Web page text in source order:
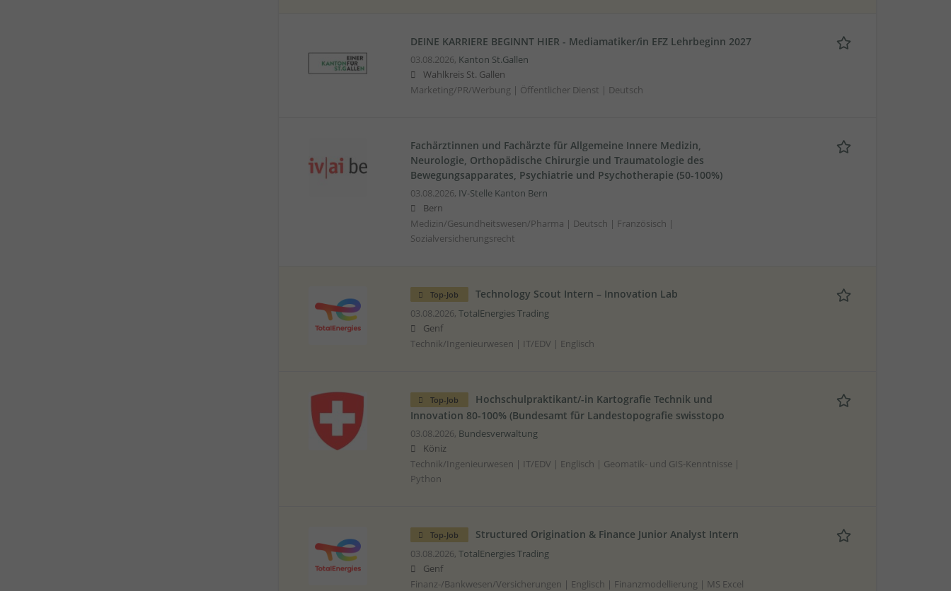
DEINE KARRIERE BEGINNT HIER - Mediamatiker/in EFZ Lehrbeginn 2027
03.08.2026, Kanton St.Gallen
Wahlkreis St. Gallen
Marketing/PR/Werbung | Öffentlicher Dienst | Deutsch
Fachärztinnen und Fachärzte für Allgemeine Innere Medizin,
Neurologie, Orthopädische Chirurgie und Traumatologie des
Bewegungsapparates, Psychiatrie und Psychotherapie (50-100%)
03.08.2026, IV-Stelle Kanton Bern
Bern
Medizin/Gesundheitswesen/Pharma | Deutsch | Französisch |
Sozialversicherungsrecht
Top-Job Technology Scout Intern – Innovation Lab
03.08.2026, TotalEnergies Trading
Genf
Technik/Ingenieurwesen | IT/EDV | Englisch
Top-Job
Hochschulpraktikant/-in Kartografie Technik und
Innovation 80-100% (Bundesamt für Landestopografie swisstopo
03.08.2026, Bundesverwaltung
Köniz
Technik/Ingenieurwesen | IT/EDV | Englisch | Geomatik- und GIS-Kenntnisse |
Python
Top-Job Structured Origination & Finance Junior Analyst Intern
03.08.2026, TotalEnergies Trading
Genf
Finanz-/Bankwesen/Versicherungen | Englisch | Finanzmodellierung | MS Excel